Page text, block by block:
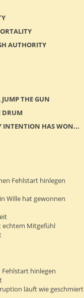
AUTHORITY
THE GUN
DRUM
INTENTION HAS WON...
Fehlstart hinlegen
Wille hat gewonnen
echtem Mitgefühl
hinlegen
läuft wie geschmiert